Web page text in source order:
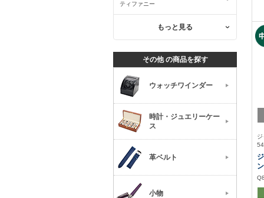
ティファニー
もっと見る
その他 の商品を探す
ウォッチワインダー
時計・ジュエリーケー
ス
革ベルト
小物